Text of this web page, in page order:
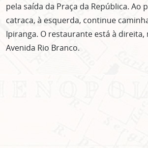
pela saída da Praça da República. Ao
catraca, à esquerda, continue
Ipiranga. O restaurante está à direita,
Avenida Rio Branco.